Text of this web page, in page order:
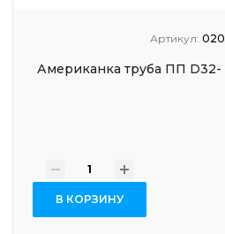
Артикул:
Американка труба ПП D32-
- +
В КОРЗИНУ